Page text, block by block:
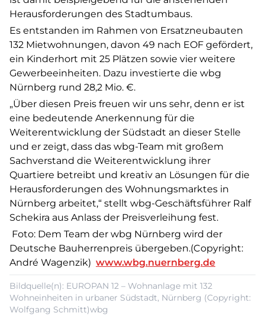
Herausforderungen des Stadtumbaus.
Es entstanden im Rahmen von Ersatzneubauten
132 Mietwohnungen, davon 49 nach EOF gefördert,
ein Kinderhort mit 25 Plätzen sowie vier weitere
Gewerbeeinheiten. Dazu investierte die wbg
Nürnberg rund 28,2 Mio. €.
„Über diesen Preis freuen wir uns sehr, denn er ist
eine bedeutende Anerkennung für die
Weiterentwicklung der Südstadt an dieser Stelle
und er zeigt, dass das wbg-Team mit großem
Sachverstand die Weiterentwicklung ihrer
Quartiere betreibt und kreativ an Lösungen für die
Herausforderungen des Wohnungsmarktes in
Nürnberg arbeitet,“ stellt wbg-Geschäftsführer Ralf
Schekira aus Anlass der Preisverleihung fest.
Foto: Dem Team der wbg Nürnberg wird der
Deutsche Bauherrenpreis übergeben.(Copyright:
André Wagenzik) www.wbg.nuernberg.de
Bildquelle(n): EUROPAN 12 – Wohnanlage mit 132
Wohneinheiten in urbaner Südstadt, Nürnberg (Copyright:
Wolfgang Schmitt)wbg